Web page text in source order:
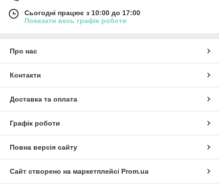
Сьогодні працює з 10:00 до 17:00
Показати весь графік роботи
Про нас
Контакти
Доставка та оплата
Графік роботи
Повна версія сайту
Сайт створено на маркетплейсі Prom.ua